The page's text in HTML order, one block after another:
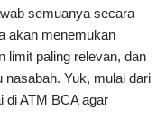
semuanya secara
akan menemukan
limit paling relevan, dan
nasabah. Yuk, mulai dari
di ATM BCA agar